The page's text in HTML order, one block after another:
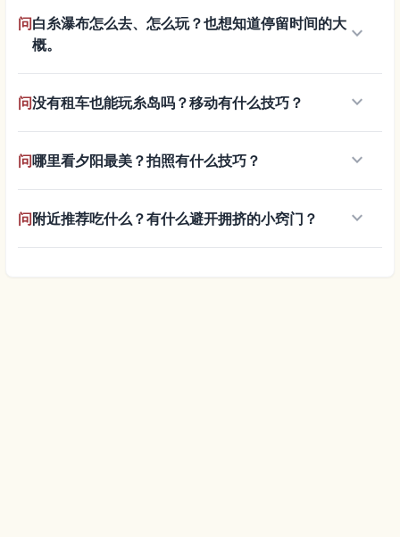
问白糸瀑布怎么去、怎么玩？也想知道停留时间的大
概。
keyboard_arrow_down
问没有租车也能玩糸岛吗？移动有什么技巧？ keyboard_arrow_down
问哪里看夕阳最美？拍照有什么技巧？ keyboard_arrow_down
问附近推荐吃什么？有什么避开拥挤的小窍门？ keyboard_arrow_down